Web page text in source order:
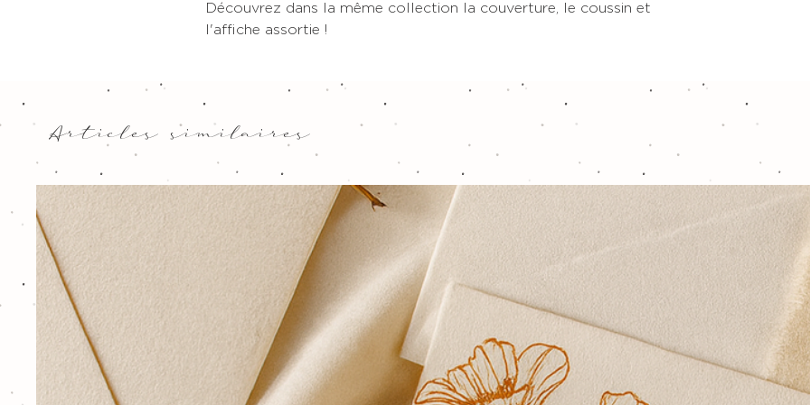
Découvrez dans la même collection la couverture, le coussin et
l'affiche assortie !
Articles similaires